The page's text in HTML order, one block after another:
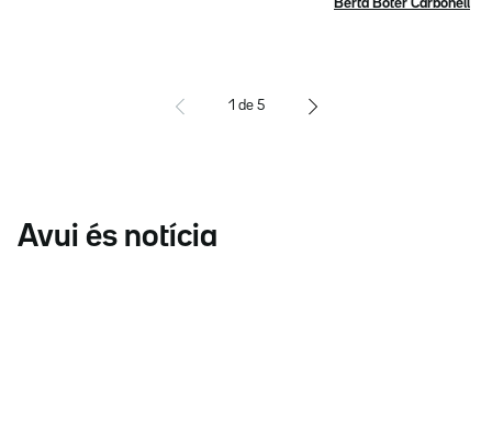
Berta Boter Carbonell
1 de 5
Avui és notícia